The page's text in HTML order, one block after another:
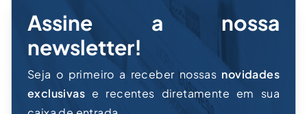
Assine a nossa
newsletter!
Seja o primeiro a receber nossas novidades
exclusivas e recentes diretamente em sua